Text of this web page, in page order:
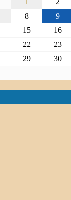
1
2
8
9
15
16
22
23
29
30